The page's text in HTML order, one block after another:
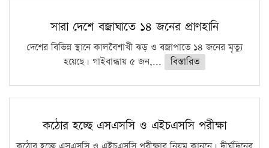
সারা দেশে বজ্রাঘাতে ১৪ জনের প্রাণহানি
দেশের বিভিন্ন স্থানে কালবৈশাখী ঝড় ও বজ্রাপাতে ১৪ জনের মৃত্যু
হয়েছে। গাইবান্ধায় ৫ জন,...
বিস্তারিত
কঠোর হচ্ছে এসএসসি ও এইচএসসি পরীক্ষা